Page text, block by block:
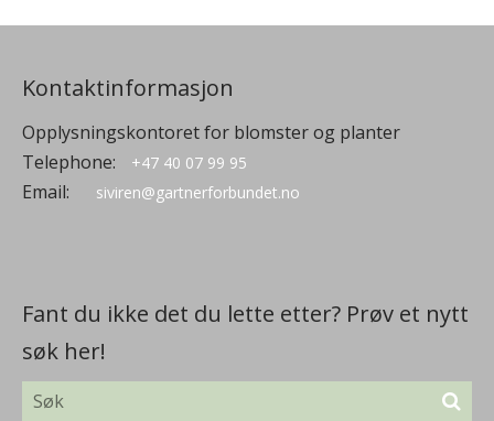
Kontaktinformasjon
Opplysningskontoret for blomster og planter
Telephone:
+47 40 07 99 95
Email: siviren@gartnerforbundet.no
Fant du ikke det du lette etter? Prøv et nytt
søk her!